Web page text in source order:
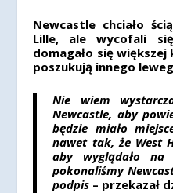
Newcastle chciało
Lille, ale wycofali
domagało się
poszukują innego
Nie wiem
Newcastle, aby
będzie miało
nawet tak, że West
aby wyglądało na
pokonaliśmy
podpis – przekazał